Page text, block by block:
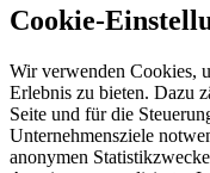
Cookie-
Wir verwenden Cookies,
Erlebnis zu bieten. Dazu
Seite und für die
Unternehmensziele
anonymen